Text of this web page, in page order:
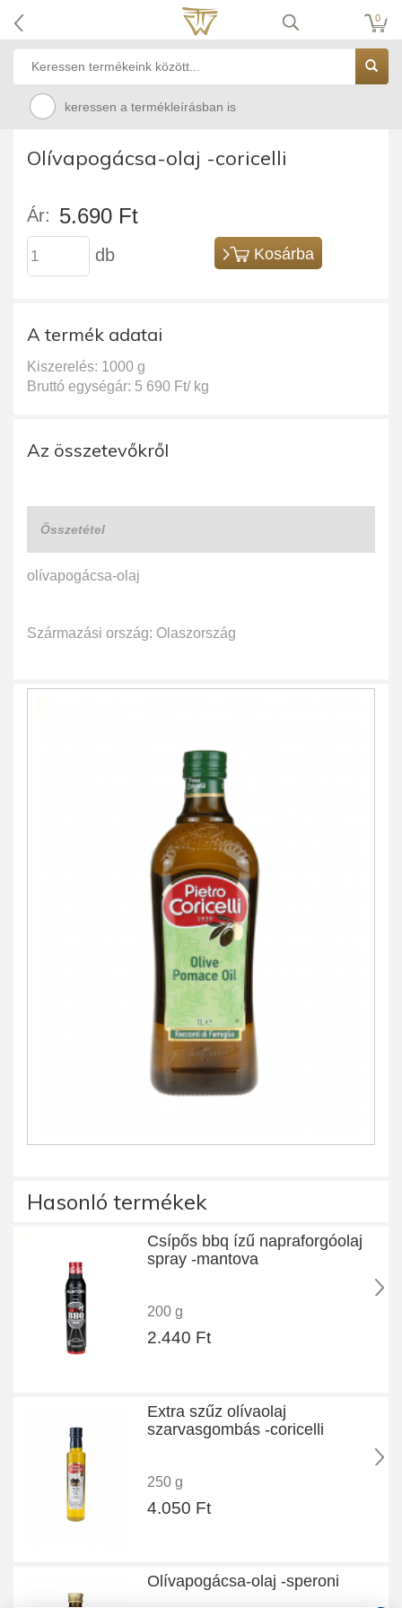
0
keressen a termékleírásban is
Olívapogácsa-olaj -coricelli
Ár: 5.690 Ft
db Kosárba
A termék adatai
Kiszerelés: 1000 g
Bruttó egységár: 5 690 Ft/ kg
Az összetevőkről
Összetétel
olívapogácsa-olaj
Származási ország: Olaszország
Hasonló termékek
Csípős bbq ízű napraforgóolaj
spray -mantova
200 g
2.440 Ft
Extra szűz olívaolaj
szarvasgombás -coricelli
250 g
4.050 Ft
Olívapogácsa-olaj -speroni